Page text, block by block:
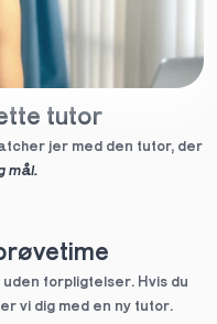
tutor
jer med den tutor, der
mål.
forpligtelser. Hvis du
vi dig med en ny tutor.